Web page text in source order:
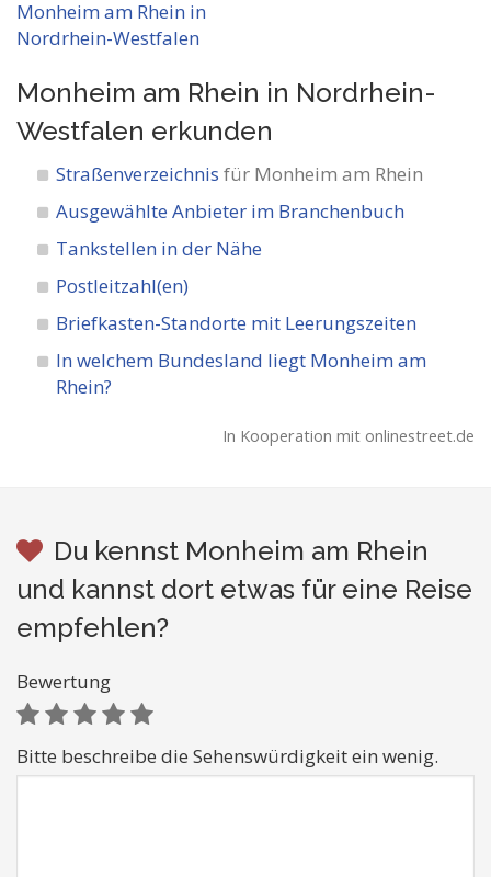
Monheim am Rhein in Nordrhein-
Westfalen erkunden
Straßenverzeichnis für Monheim am Rhein
Ausgewählte Anbieter im Branchenbuch
Tankstellen in der Nähe
Postleitzahl(en)
Briefkasten-Standorte mit Leerungszeiten
In welchem Bundesland liegt Monheim am
Rhein?
In Kooperation mit onlinestreet.de
Du kennst Monheim am Rhein
und kannst dort etwas für eine Reise
empfehlen?
Bewertung
Bitte beschreibe die Sehenswürdigkeit ein wenig.